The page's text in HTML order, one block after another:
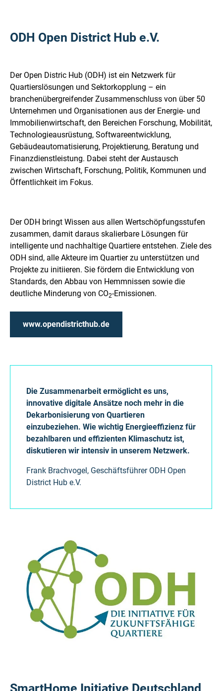
ODH Open District Hub e.V.
Der Open Distric Hub (ODH) ist ein Netzwerk für
Quartierslösungen und Sektorkopplung – ein
branchenübergreifender Zusammenschluss von über 50
Unternehmen und Organisationen aus der Energie- und
Immobilienwirtschaft, den Bereichen Forschung, Mobilität,
Technologieausrüstung, Softwareentwicklung,
Gebäudeautomatisierung, Projektierung, Beratung und
Finanzdienstleistung. Dabei steht der Austausch
zwischen Wirtschaft, Forschung, Politik, Kommunen und
Öffentlichkeit im Fokus.
Der ODH bringt Wissen aus allen Wertschöpfungsstufen
zusammen, damit daraus skalierbare Lösungen für
intelligente und nachhaltige Quartiere entstehen. Ziele des
ODH sind, alle Akteure im Quartier zu unterstützen und
Projekte zu initiieren. Sie fördern die Entwicklung von
Standards, den Abbau von Hemmnissen sowie die
deutliche Minderung von CO2-Emissionen.
www.opendistricthub.de
Die Zusammenarbeit ermöglicht es uns,
innovative digitale Ansätze noch mehr in die
Dekarbonisierung von Quartieren
einzubeziehen. Wie wichtig Energieeffizienz für
bezahlbaren und effizienten Klimaschutz ist,
diskutieren wir intensiv in unserem Netzwerk.
Frank Brachvogel, Geschäftsführer ODH Open
District Hub e.V.